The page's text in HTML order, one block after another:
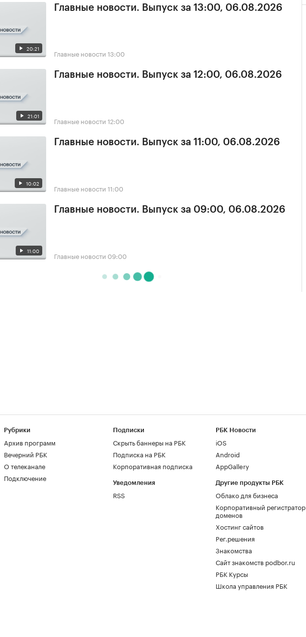
20:21
Главные новости. Выпуск за 13:00, 06.08.2026
Главные новости 13:00
21:01
Главные новости. Выпуск за 12:00, 06.08.2026
Главные новости 12:00
10:02
Главные новости. Выпуск за 11:00, 06.08.2026
Главные новости 11:00
11:00
Главные новости. Выпуск за 09:00, 06.08.2026
Главные новости 09:00
Рубрики
Архив программ
Вечерний РБК
О телеканале
Подключение
Подписки
Скрыть баннеры на РБК
Подписка на РБК
Корпоративная подписка
Уведомления
RSS
РБК Новости
iOS
Android
AppGallery
Другие продукты РБК
Облако для бизнеса
Корпоративный регистратор
доменов
Хостинг сайтов
Рег.решения
Знакомства
Сайт знакомств podbor.ru
РБК Курсы
Школа управления РБК